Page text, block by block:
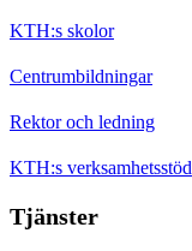
KTH:s skolor
Centrumbildningar
Rektor och ledning
KTH:s verksamhetsstöd
Tjänster